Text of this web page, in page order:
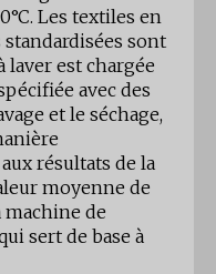
Les textiles en
standardisées sont
laver est chargée
avec des
et le séchage,
résultats de la
moyenne de
machine de
sert de base à